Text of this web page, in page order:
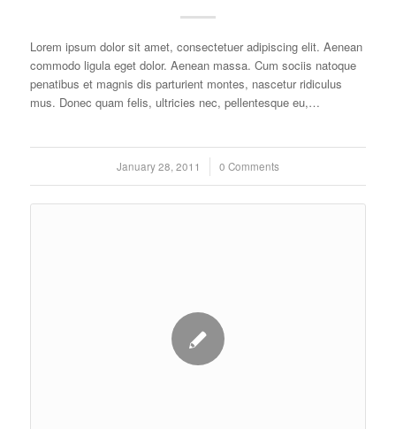
Lorem ipsum dolor sit amet, consectetuer adipiscing elit. Aenean
commodo ligula eget dolor. Aenean massa. Cum sociis natoque
penatibus et magnis dis parturient montes, nascetur ridiculus
mus. Donec quam felis, ultricies nec, pellentesque eu,…
January 28, 2011
/ 0 Comments